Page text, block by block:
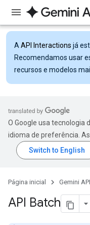
A API Interactions já
Recomendamos usar
recursos e modelos
O Google usa tecnologia
idioma de preferência.
Página inicial Gemini API
API Batch